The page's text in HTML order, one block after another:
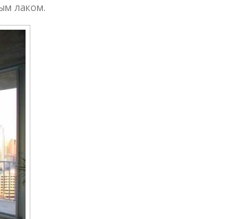
лаком.